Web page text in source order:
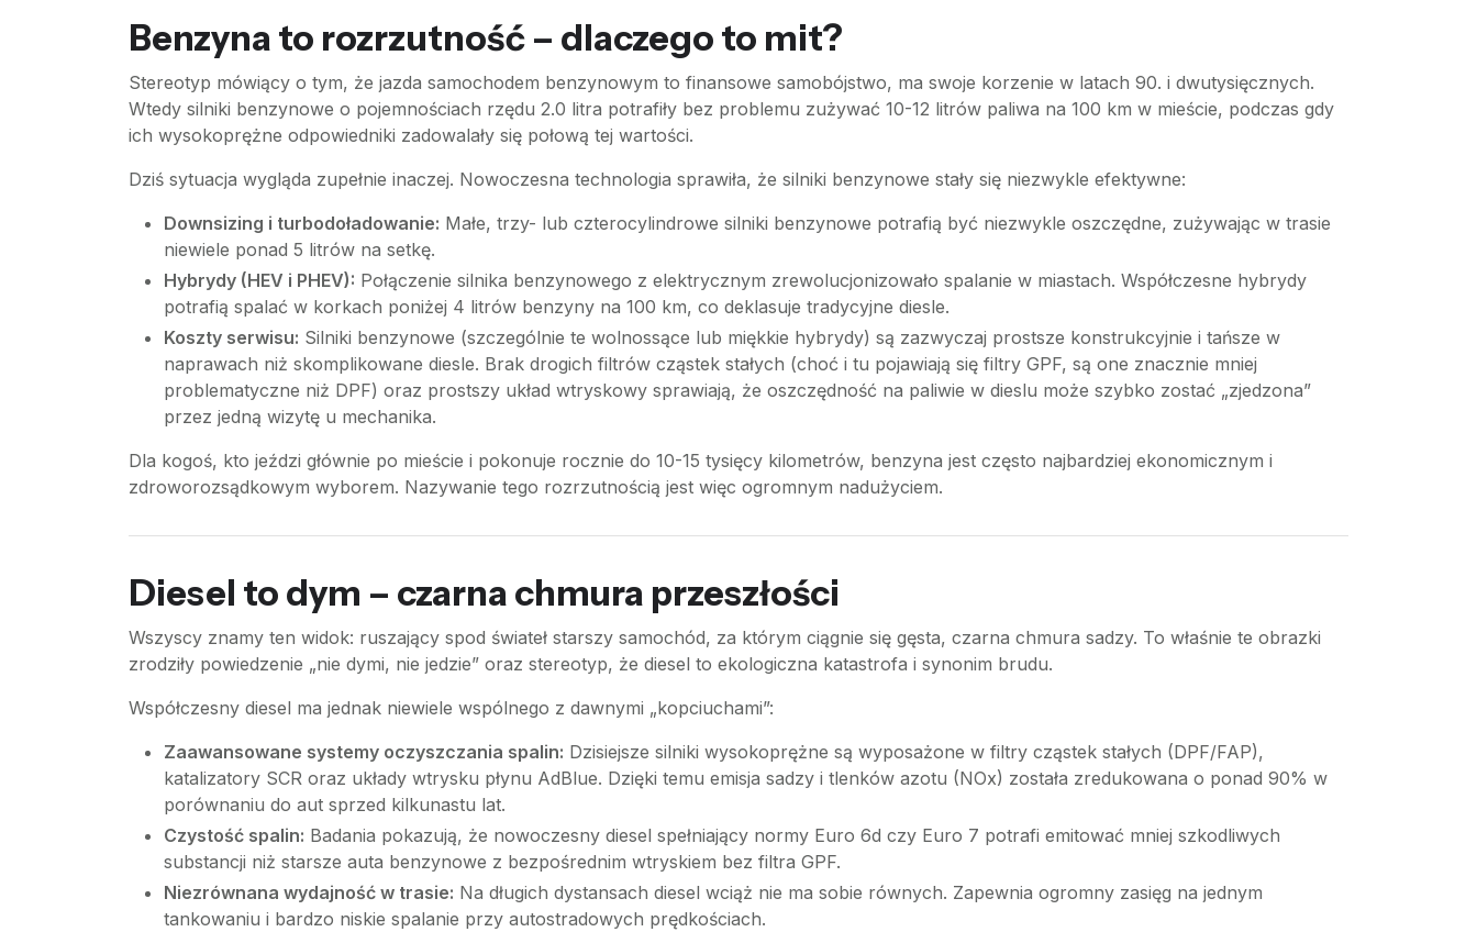
Benzyna to rozrzutność – dlaczego to mit?
Stereotyp mówiący o tym, że jazda samochodem benzynowym to finansowe samobójstwo, ma swoje korzenie w latach 90. i dwutysięcznych.
Wtedy silniki benzynowe o pojemnościach rzędu 2.0 litra potrafiły bez problemu zużywać 10-12 litrów paliwa na 100 km w mieście, podczas gdy
ich wysokoprężne odpowiedniki zadowalały się połową tej wartości.
Dziś sytuacja wygląda zupełnie inaczej. Nowoczesna technologia sprawiła, że silniki benzynowe stały się niezwykle efektywne:
Downsizing i turbodoładowanie: Małe, trzy- lub czterocylindrowe silniki benzynowe potrafią być niezwykle oszczędne, zużywając w trasie
niewiele ponad 5 litrów na setkę.
Hybrydy (HEV i PHEV): Połączenie silnika benzynowego z elektrycznym zrewolucjonizowało spalanie w miastach. Współczesne hybrydy
potrafią spalać w korkach poniżej 4 litrów benzyny na 100 km, co deklasuje tradycyjne diesle.
Koszty serwisu: Silniki benzynowe (szczególnie te wolnossące lub miękkie hybrydy) są zazwyczaj prostsze konstrukcyjnie i tańsze w
naprawach niż skomplikowane diesle. Brak drogich filtrów cząstek stałych (choć i tu pojawiają się filtry GPF, są one znacznie mniej
problematyczne niż DPF) oraz prostszy układ wtryskowy sprawiają, że oszczędność na paliwie w dieslu może szybko zostać „zjedzona”
przez jedną wizytę u mechanika.
Dla kogoś, kto jeździ głównie po mieście i pokonuje rocznie do 10-15 tysięcy kilometrów, benzyna jest często najbardziej ekonomicznym i
zdroworozsądkowym wyborem. Nazywanie tego rozrzutnością jest więc ogromnym nadużyciem.
Diesel to dym – czarna chmura przeszłości
Wszyscy znamy ten widok: ruszający spod świateł starszy samochód, za którym ciągnie się gęsta, czarna chmura sadzy. To właśnie te obrazki
zrodziły powiedzenie „nie dymi, nie jedzie” oraz stereotyp, że diesel to ekologiczna katastrofa i synonim brudu.
Współczesny diesel ma jednak niewiele wspólnego z dawnymi „kopciuchami”:
Zaawansowane systemy oczyszczania spalin: Dzisiejsze silniki wysokoprężne są wyposażone w filtry cząstek stałych (DPF/FAP),
katalizatory SCR oraz układy wtrysku płynu AdBlue. Dzięki temu emisja sadzy i tlenków azotu (NOx) została zredukowana o ponad 90% w
porównaniu do aut sprzed kilkunastu lat.
Czystość spalin: Badania pokazują, że nowoczesny diesel spełniający normy Euro 6d czy Euro 7 potrafi emitować mniej szkodliwych
substancji niż starsze auta benzynowe z bezpośrednim wtryskiem bez filtra GPF.
Niezrównana wydajność w trasie: Na długich dystansach diesel wciąż nie ma sobie równych. Zapewnia ogromny zasięg na jednym
tankowaniu i bardzo niskie spalanie przy autostradowych prędkościach.